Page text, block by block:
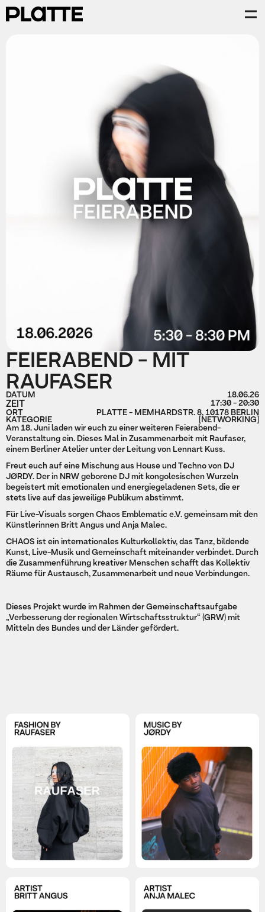
FEIERABEND - MIT
RAUFASER
DATUM 18.06.26
ZEIT
17:30 - 20:30
ORT
PLATTE - MEMHARDSTR. 8, 10178 BERLIN
KATEGORIE [NETWORKING]
Am 18. Juni laden wir euch zu einer weiteren Feierabend-
Veranstaltung ein. Dieses Mal in Zusammenarbeit mit Raufaser,
einem Berliner Atelier unter der Leitung von Lennart Kuss.
Freut euch auf eine Mischung aus House und Techno von DJ
JØRDY. Der in NRW geborene DJ mit kongolesischen Wurzeln
begeistert mit emotionalen und energiegeladenen Sets, die er
stets live auf das jeweilige Publikum abstimmt.
Für Live-Visuals sorgen Chaos Emblematic e.V. gemeinsam mit den
Künstlerinnen Britt Angus und Anja Malec.
CHAOS ist ein internationales Kulturkollektiv, das Tanz, bildende
Kunst, Live-Musik und Gemeinschaft miteinander verbindet. Durch
die Zusammenführung kreativer Menschen schafft das Kollektiv
Räume für Austausch, Zusammenarbeit und neue Verbindungen.
Dieses Projekt wurde im Rahmen der Gemeinschaftsaufgabe
„Verbesserung der regionalen Wirtschaftsstruktur“ (GRW) mit
Mitteln des Bundes und der Länder gefördert.